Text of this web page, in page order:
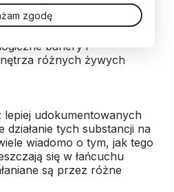
plastik rozpada się na
nanocząstki, rosną obawy,
bariery i
różnych żywych
udokumentowanych
tych substancji na
wiadomo o tym, jak tego
się w łańcuchu
są przez różne
zgodę